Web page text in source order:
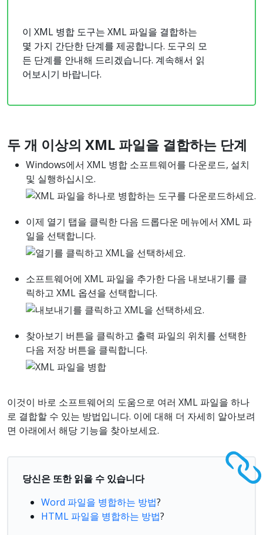
이 XML 병합 도구는 XML 파일을 결합하는
몇 가지 간단한 단계를 제공합니다. 도구의 모
든 단계를 안내해 드리겠습니다. 계속해서 읽
어보시기 바랍니다.
두개 이상의 XML 파일을 결합하는 단계
Windows에서 XML 병합 소프트웨어를 다운로드, 설치
및 실행하십시오.
이제 열기 탭을 클릭한 다음 드롭다운 메뉴에서 XML 파
일을 선택합니다.
소프트웨어에 XML 파일을 추가한 다음 내보내기를 클
릭하고 XML 옵션을 선택합니다.
찾아보기 버튼을 클릭하고 출력 파일의 위치를 선택한
다음 저장 버튼을 클릭합니다.
이것이 바로 소프트웨어의 도움으로 여러 XML 파일을 하나
로 결합할 수 있는 방법입니다. 이에 대해 더 자세히 알아보려
면 아래에서 해당 기능을 찾아보세요.
당신은 또한 읽을 수 있습니다
Word 파일을 병합하는 방법?
HTML 파일을 병합하는 방법?